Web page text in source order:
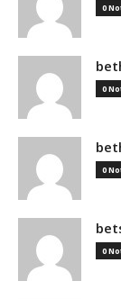
0
0
0
0